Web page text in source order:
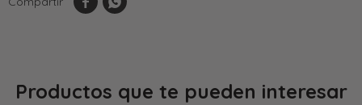
Productos que te pueden interesar